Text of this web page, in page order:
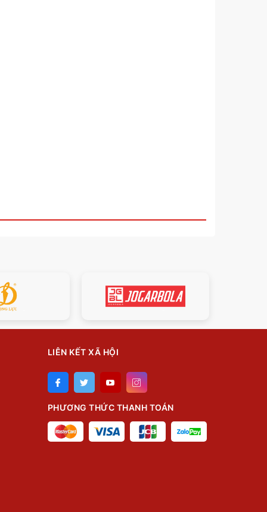
LIÊN KẾT XÃ HỘI
PHƯƠNG THỨC THANH TOÁN